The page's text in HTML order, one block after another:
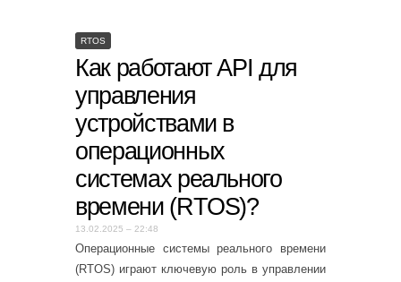
RTOS
Как работают API для
управления
устройствами в
операционных
системах реального
времени (RTOS)?
13.02.2025 – 22:48
Операционные системы реального времени
(RTOS) играют ключевую роль в управлении